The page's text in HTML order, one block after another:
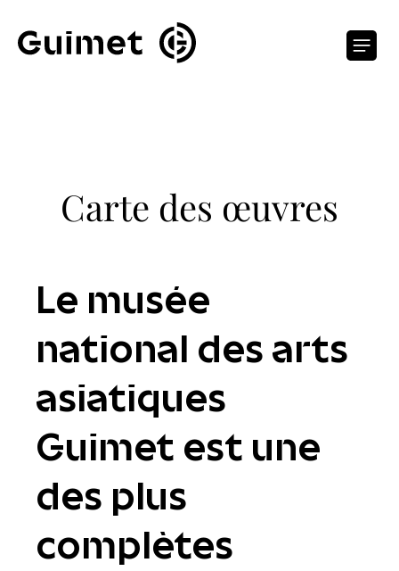
Carte des œuvres
Le musée
national des arts
asiatiques
Guimet est une
des plus
complètes